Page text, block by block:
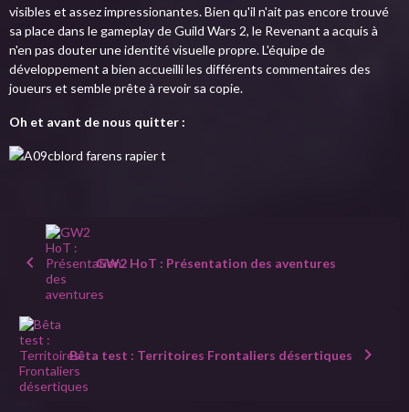
visibles et assez impressionantes. Bien qu'il n'ait pas encore trouvé
sa place dans le gameplay de Guild Wars 2, le Revenant a acquis à
n'en pas douter une identité visuelle propre. L'équipe de
développement a bien accueilli les différents commentaires des
joueurs et semble prête à revoir sa copie.
Oh et avant de nous quitter :
GW2 HoT : Présentation des aventures
Bêta test : Territoires Frontaliers désertiques